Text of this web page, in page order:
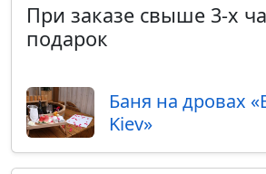
При заказе свыше 3-х
подарок
Баня на дровах
Kiev»